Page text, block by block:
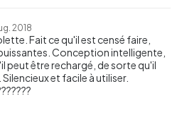
2018
Fait ce qu'il est censé faire,
Conception intelligente,
peut être rechargé, de sorte qu'il
et facile à utiliser.